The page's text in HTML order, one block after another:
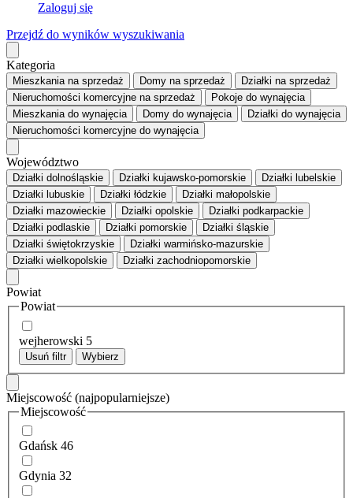
Zaloguj się
Przejdź do wyników wyszukiwania
Kategoria
Mieszkaniana sprzedaż Domy na sprzedaż Działki na sprzedaż
Nieruchomości komercyjne na sprzedaż Pokoje do wynajęcia
Mieszkaniado wynajęcia Domy do wynajęcia Działki do wynajęcia
Nieruchomości komercyjne do wynajęcia
Województwo
Działki dolnośląskie Działki kujawsko-pomorskie
Działki lubelskie
Działki lubuskie
Działki łódzkie
Działki małopolskie
Działki mazowieckie
Działki opolskie
Działki podkarpackie
Działki podlaskie
Działki pomorskie
Działki śląskie
Działki świętokrzyskie
Działki warmińsko-mazurskie
Działki wielkopolskie
Działki zachodniopomorskie
Powiat
Powiat
wejherowski 5
Usuń filtr Wybierz
Miejscowość (najpopularniejsze)
Miejscowość
Gdańsk 46
Gdynia 32